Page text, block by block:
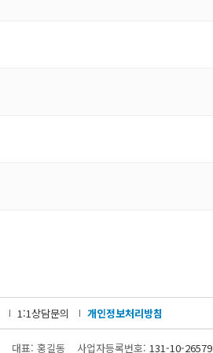
1:1상담문의 개인정보처리방침
대표: 홍길동 사업자등록번호: 131-10-26579